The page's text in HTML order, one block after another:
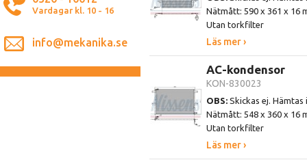
Vardagar kl. 10 - 16
info@mekanika.se
Nätmått: 590 x 361 x 16
Utan torkfilter
Läs mer ›
AC-kondensor
KON-830023
OBS: Skickas ej.
Nätmått: 548 x 360 x 16
Utan torkfilter
Läs mer ›